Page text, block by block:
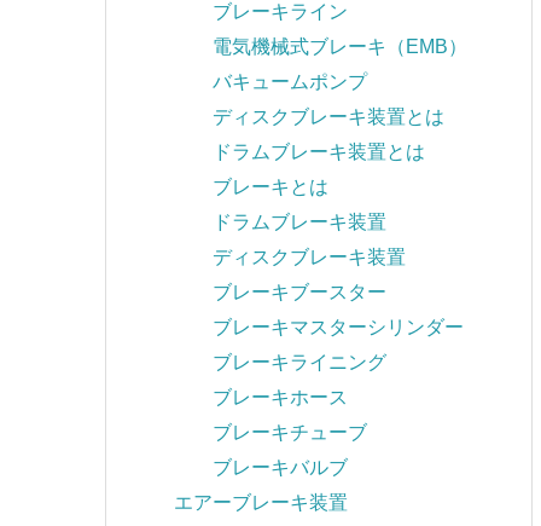
ブレーキライン
電気機械式ブレーキ（EMB）
バキュームポンプ
ディスクブレーキ装置とは
ドラムブレーキ装置とは
ブレーキとは
ドラムブレーキ装置
ディスクブレーキ装置
ブレーキブースター
ブレーキマスターシリンダー
ブレーキライニング
ブレーキホース
ブレーキチューブ
ブレーキバルブ
エアーブレーキ装置